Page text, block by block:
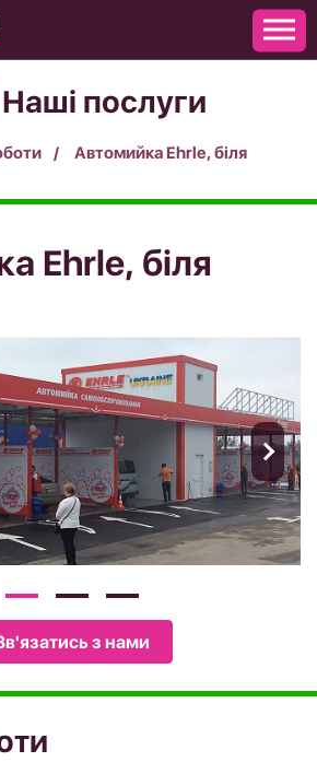
Наші послуги
Автомийка Ehrle, біля
Ehrle, біля
з нами